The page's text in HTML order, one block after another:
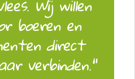
boeren en
direct
verbinden."